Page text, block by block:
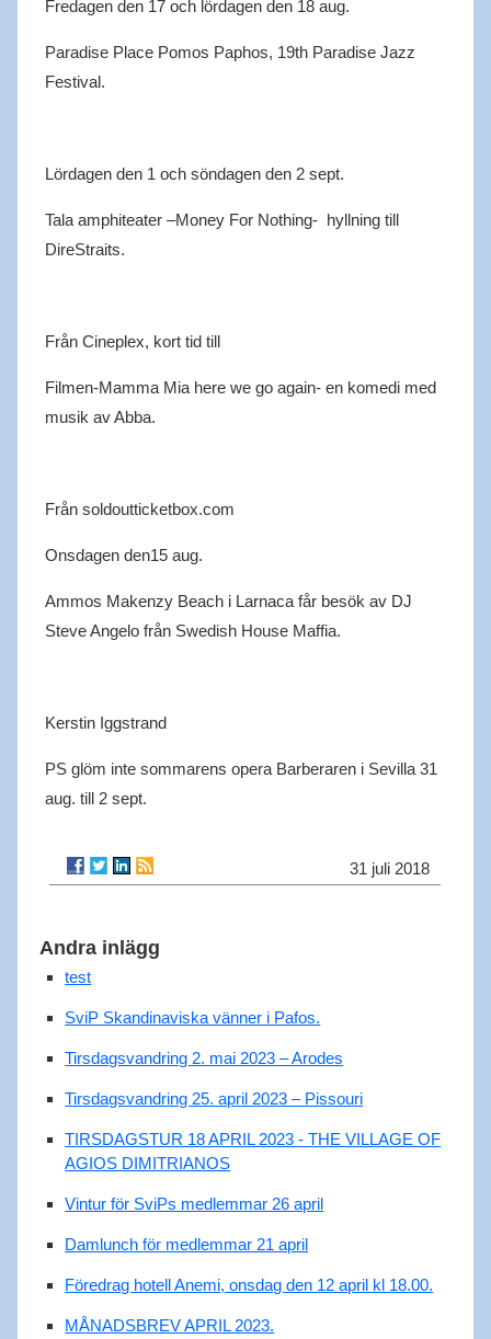
Fredagen den 17 och lördagen den 18 aug.
ParadisePlace Pomos Paphos, 19th ParadiseJazz
Festival.
Lördagen den 1 och söndagen den 2 sept.
Tala amphiteater –MoneyFor Nothing- hyllning till
DireStraits.
Från Cineplex, kort tid till
Filmen-Mamma Mia here wego again- en komedi med
musik av Abba.
Från soldoutticketbox.com
Onsdagen den15 aug.
Ammos MakenzyBeach i Larnaca får besök av DJ
Steve Angelo från Swedish House Maffia.
Kerstin Iggstrand
PS glöm inte sommarens opera Barberaren i Sevilla31
aug. till 2 sept.
31 juli 2018
Andra inlägg
test
SviP Skandinaviska vänner i Pafos.
Tirsdagsvandring 2. mai 2023 – Arodes
Tirsdagsvandring 25. april 2023 – Pissouri
TIRSDAGSTUR 18 APRIL 2023 - THE VILLAGE OF
AGIOS DIMITRIANOS
Vintur för SviPs medlemmar 26 april
Damlunch för medlemmar 21 april
Föredrag hotell Anemi, onsdag den 12 april kl 18.00.
MÅNADSBREV APRIL 2023.